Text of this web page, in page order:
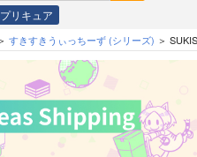
プリキュア
すきすきうぃっちーず (シリーズ)